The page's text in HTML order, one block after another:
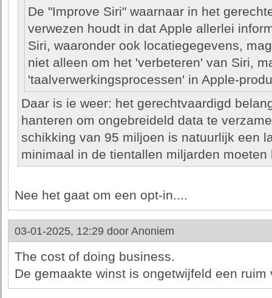
De "Improve Siri" waarnaar in het
verwezen houdt in dat Apple allerlei
Siri, waaronder ook locatiegegevens,
niet alleen om het 'verbeteren' van Siri,
'taalverwerkingsprocessen' in Apple-
Daar is ie weer: het gerechtvaardigd
hanteren om ongebreideld data te
schikking van 95 miljoen is natuurlijk een
minimaal in de tientallen miljarden moeten
Nee het gaat om een opt-in....
03-01-2025, 12:29 door Anoniem
The cost of doing business.
De gemaakte winst is ongetwijfeld een